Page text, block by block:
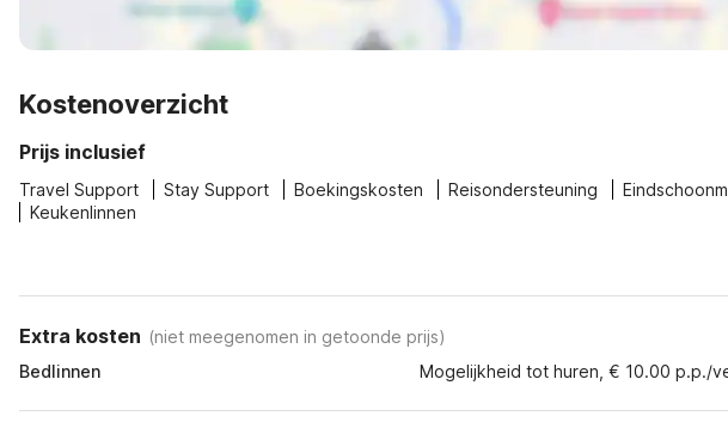
Kostenoverzicht
Prijs inclusief
Travel Support Stay Support Boekingskosten Reisondersteuning
Keukenlinnen
Extra kosten (niet meegenomen in getoonde prijs)
Bedlinnen
Mogelijkheid tot huren, € 10.00 p.p./